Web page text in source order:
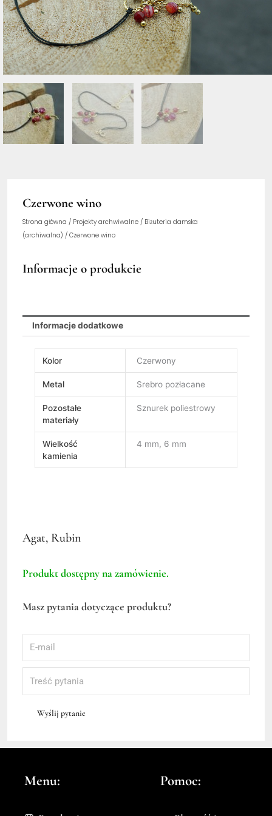
Czerwone wino
Strona główna / Projekty archwiwalne / Biżuteria damska
(archiwalna) / Czerwone wino
Informacje o produkcie
Informacje dodatkowe
Kolor Czerwony
Metal Srebro pozłacane
Pozostałe
materiały
Sznurek poliestrowy
Wielkość
kamienia
4 mm, 6 mm
Agat, Rubin
Produkt dostępny na zamówienie.
Masz pytania dotyczące produktu?
Wyślij pytanie
Menu: Pomoc: